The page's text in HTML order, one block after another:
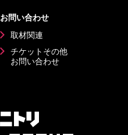
お問い合わせ
取材関連
チケットその他
お問い合わせ